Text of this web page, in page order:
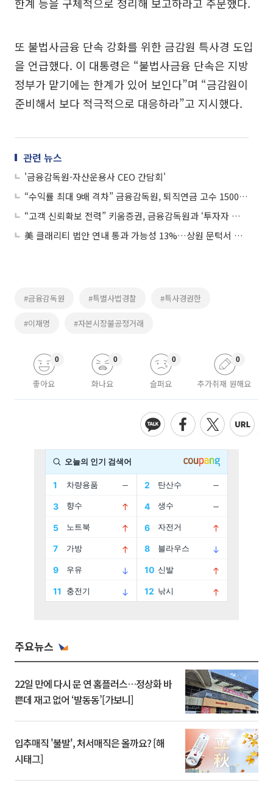
또 불법사금융 단속 강화를 위한 금감원 특사경 도입
을 언급했다. 이 대통령은 “불법사금융 단속은 지방
정부가 맡기에는 한계가 있어 보인다”며 “금감원이
준비해서 보다 적극적으로 대응하라”고 지시했다.
관련 뉴스
'금융감독원-자산운용사 CEO 간담회'
“수익률 최대 9배 격차” 금융감독원, 퇴직연금 고수 1500명 포트폴리오 첫 공개
“고객 신뢰확보 전력” 키움증권, 금융감독원과 ‘투자자 보호 강화’ 선언
美 클래리티 법안 연내 통과 가능성 13%…상원 문턱서 제동
#금융감독원 #특별사법경찰 #특사경권한
#이재명 #자본시장불공정거래
좋아요
0
화나요
0
슬퍼요
0
추가취재 원해요
0
주요뉴스
22일 만에 다시 문 연 홈플러스…정상화 바
쁜데 재고 없어 ‘발동동’[가보니]
입추매직 '불발', 처서매직은 올까요? [해
시태그]